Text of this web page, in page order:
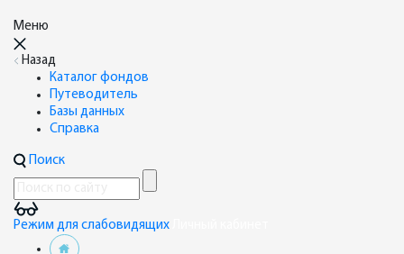
Меню
Назад
Каталог фондов
Путеводитель
Базы данных
Справка
Поиск
Режим для слабовидящих